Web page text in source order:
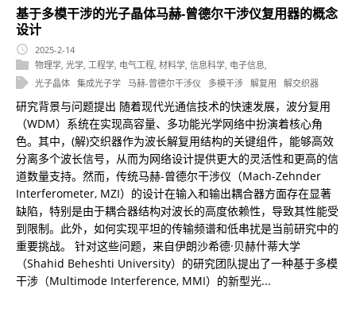
基于多模干涉的光子晶体马赫-曾德尔干涉仪复用器的概念
设计
2025-2-14
物理学 光学 工程学 电气工程 材料学 信息科学 电子信息
光子晶体 集成光子学 马赫-曾德尔干涉仪 多模干涉 解复用 解交织器
研究背景与问题提出 随着现代光通信技术的快速发展，波分复用
（WDM）系统在实现高容量、多功能光学网络中扮演着核心角
色。其中，(解)交织器作为波长解复用结构的关键组件，能够高效
分离多个波长信号，从而为网络设计提供更大的灵活性和更高的信
道数量支持。然而，传统马赫-曾德尔干涉仪（Mach-Zehnder
Interferometer, MZI）的设计在输入和输出耦合器方面存在显著
缺陷，特别是由于耦合器结构对波长的高度依赖性，导致其性能受
到限制。此外，如何实现平坦的传输频谱和低串扰是当前研究中的
重要挑战。 针对这些问题，来自伊朗沙希德·贝赫什蒂大学
（Shahid Beheshti University）的研究团队提出了一种基于多模
干涉（Multimode Interference, MMI）的新型光...